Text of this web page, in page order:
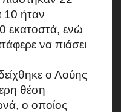
10 ήταν
εκατοστά, ενώ
να πιάσει
ο Λούης
θέση
ο οποίος